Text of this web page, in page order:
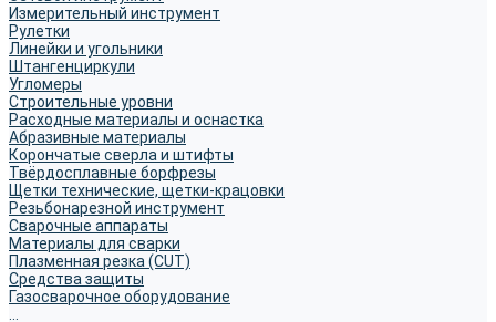
Измерительный инструмент
Рулетки
Линейки и угольники
Штангенциркули
Угломеры
Строительные уровни
Расходные материалы и оснастка
Абразивные материалы
Корончатые сверла и штифты
Твёрдосплавные борфрезы
Щетки технические, щетки-крацовки
Резьбонарезной инструмент
Сварочные аппараты
Материалы для сварки
Плазменная резка (CUT)
Средства защиты
Газосварочное оборудование